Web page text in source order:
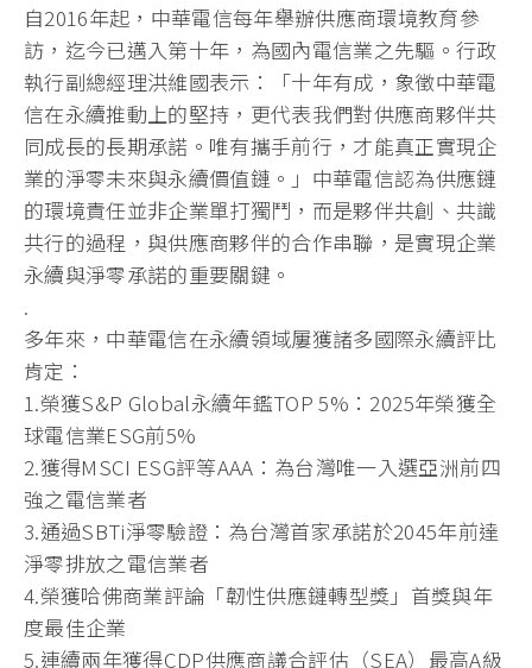
自2016年起，中華電信每年舉辦供應商環境教育參
訪，迄今已邁入第十年，為國內電信業之先驅。行政
執行副總經理洪維國表示：「十年有成，象徵中華電
信在永續推動上的堅持，更代表我們對供應商夥伴共
同成長的長期承諾。唯有攜手前行，才能真正實現企
業的淨零未來與永續價值鏈。」中華電信認為供應鏈
的環境責任並非企業單打獨鬥，而是夥伴共創、共識
共行的過程，與供應商夥伴的合作串聯，是實現企業
永續與淨零承諾的重要關鍵。
.
多年來，中華電信在永續領域屢獲諸多國際永續評比
肯定：
1.榮獲S&P Global永續年鑑TOP 5%：2025年榮獲全
球電信業ESG前5%
2.獲得MSCI ESG評等AAA：為台灣唯一入選亞洲前四
強之電信業者
3.通過SBTi淨零驗證：為台灣首家承諾於2045年前達
淨零排放之電信業者
4.榮獲哈佛商業評論「韌性供應鏈轉型獎」首獎與年
度最佳企業
5.連續兩年獲得CDP供應商議合評估（SEA）最高A級